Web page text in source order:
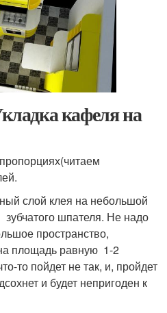
кафеля на
слой клея на небольшой
шпателя. Не надо
пространство,
площадь равную 1-2
то пойдет не так, и, пройдет
и будет непригоден к